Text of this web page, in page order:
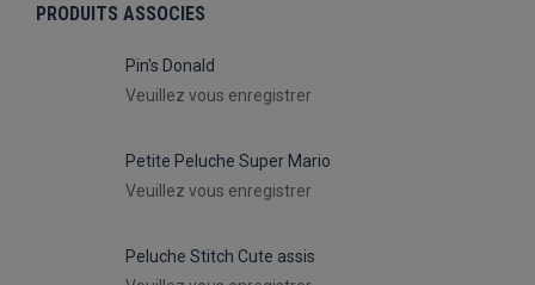
PRODUITS ASSOCIES
Pin's Donald
Veuillez vous enregistrer
Petite Peluche Super Mario
Veuillez vous enregistrer
Peluche Stitch Cute assis